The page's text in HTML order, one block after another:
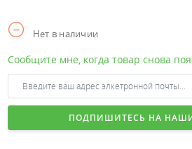
Нет в наличии
Сообщите мне, когда товар снова
ПОДПИШИТЕСЬ НА